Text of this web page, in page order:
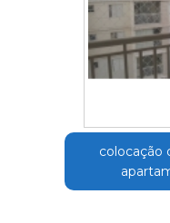
colocação